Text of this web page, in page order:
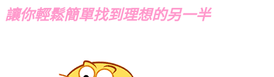
讓你輕鬆簡單找到理想的另一半